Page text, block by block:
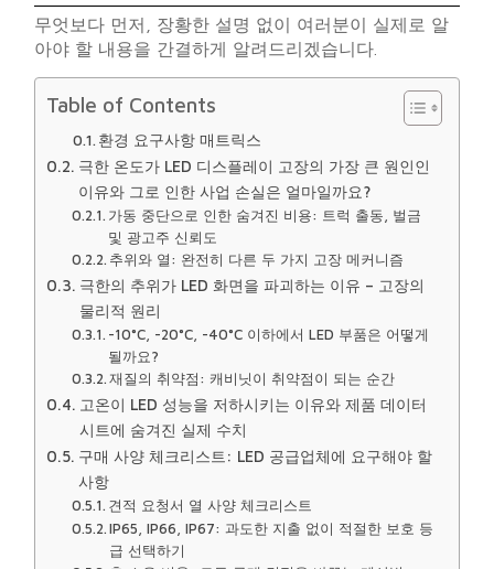
무엇보다 먼저, 장황한 설명 없이 여러분이 실제로 알
아야 할 내용을 간결하게 알려드리겠습니다.
Table of Contents
환경 요구사항 매트릭스
극한 온도가 LED 디스플레이 고장의 가장 큰 원인인
이유와 그로 인한 사업 손실은 얼마일까요?
가동 중단으로 인한 숨겨진 비용: 트럭 출동, 벌금
및 광고주 신뢰도
추위와 열: 완전히 다른 두 가지 고장 메커니즘
극한의 추위가 LED 화면을 파괴하는 이유 – 고장의
물리적 원리
-10°C, -20°C, -40°C 이하에서 LED 부품은 어떻게
될까요?
재질의 취약점: 캐비닛이 취약점이 되는 순간
고온이 LED 성능을 저하시키는 이유와 제품 데이터
시트에 숨겨진 실제 수치
구매 사양 체크리스트: LED 공급업체에 요구해야 할
사항
견적 요청서 열 사양 체크리스트
IP65, IP66, IP67: 과도한 지출 없이 적절한 보호 등
급 선택하기